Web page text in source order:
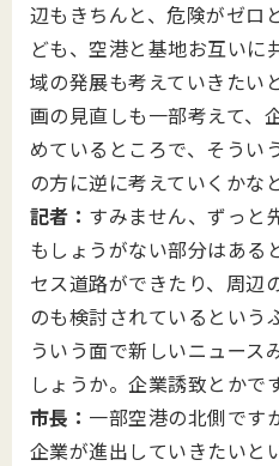
辺もきちんと、危険がゼロ
ども、空港と基地お互いに
域の発展も考えていきたい
画の見直しも一部考えて、
めているところで、そうい
の方に逆に考えていくかな
記者： すみません、ずっと
もしょうがない部分はある
セス道路ができたり、周辺
のも検討されているという
ういう面で新しいニュース
しょうか。企業誘致とかで
市長： 一部空港の北側です
企業が進出していきたいと